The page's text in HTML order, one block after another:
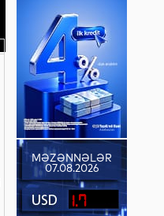
MƏZƏNNƏLƏR
07.08.2026
1.7